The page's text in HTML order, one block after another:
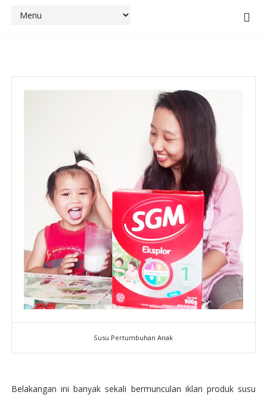
Susu Pertumbuhan Anak
Belakangan ini banyak sekali bermunculan iklan produk susu